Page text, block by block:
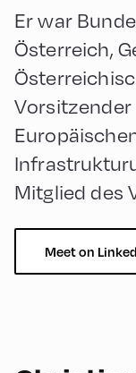
Er war
Österreich,
Mitglied des
Meet on